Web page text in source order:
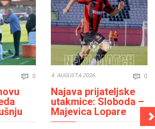
 0 Comments
4. AUGUSTA 2026.  0
Najava prijateljske
utakmice: Sloboda –
Majevica Lopare